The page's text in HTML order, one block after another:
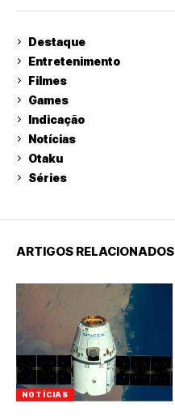
Destaque
Entretenimento
Filmes
Games
Indicação
Notícias
Otaku
Séries
ARTIGOS RELACIONADOS
NOTÍCIAS